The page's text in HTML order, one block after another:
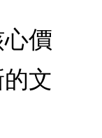
價
文